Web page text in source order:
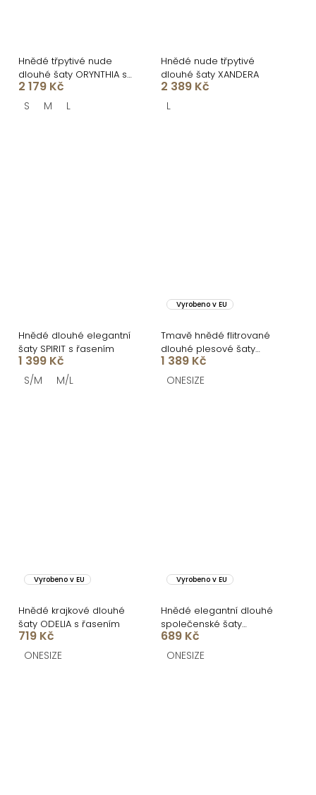
Hnědé třpytivé nude
dlouhé šaty ORYNTHIA s
kamínky
2 179 Kč
S M L
Hnědé nude třpytivé
dlouhé šaty XANDERA
2 389 Kč
L
Hnědé dlouhé elegantní
šaty SPIRIT s řasením
1 399 Kč
S/M M/L
Vyrobeno v EU
Tmavě hnědé flitrované
dlouhé plesové šaty
SCINTIA
1 389 Kč
ONESIZE
Vyrobeno v EU
Hnědé krajkové dlouhé
šaty ODELIA s řasením
719 Kč
ONESIZE
Vyrobeno v EU
Hnědé elegantní dlouhé
společenské šaty
FUREVO
689 Kč
ONESIZE